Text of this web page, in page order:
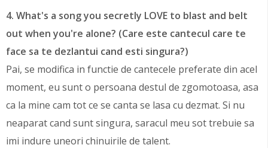
4. What's a song you secretly LOVE to blast and belt
out when you're alone? (Care este cantecul care te
face sa te dezlantui cand esti singura?)
Pai, se modifica in functie de cantecele preferate din acel
moment, eu sunt o persoana destul de zgomotoasa, asa
ca la mine cam tot ce se canta se lasa cu dezmat. Si nu
neaparat cand sunt singura, saracul meu sot trebuie sa
imi indure uneori chinuirile de talent.